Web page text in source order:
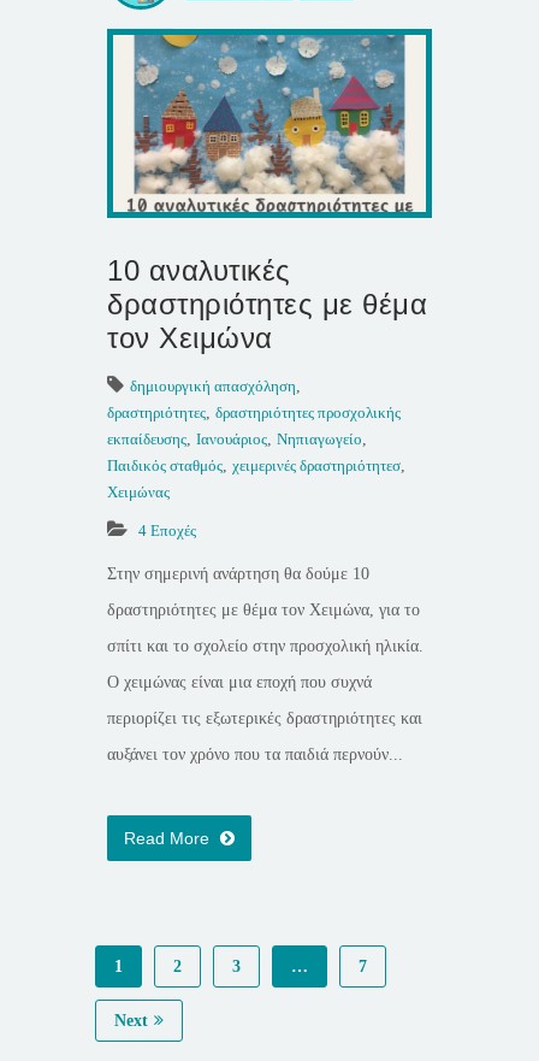
10 αναλυτικές
δραστηριότητες με θέμα
τον Χειμώνα
δημιουργική απασχόληση,
δραστηριότητες, δραστηριότητες προσχολικής
εκπαίδευσης, Ιανουάριος, Νηπιαγωγείο,
Παιδικός σταθμός, χειμερινές δραστηριότητεσ,
Χειμώνας
4 Εποχές
Στην σημερινή ανάρτηση θα δούμε 10
δραστηριότητες με θέμα τον Χειμώνα, για το
σπίτι και το σχολείο στην προσχολική ηλικία.
Ο χειμώνας είναι μια εποχή που συχνά
περιορίζει τις εξωτερικές δραστηριότητες και
αυξάνει τον χρόνο που τα παιδιά περνούν...
Read More
1 2 3 … 7
Next